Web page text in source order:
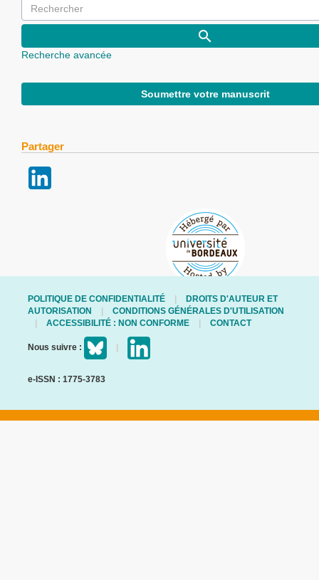
Recherche avancée
Soumettre votre manuscrit
Partager
POLITIQUE DE CONFIDENTIALITÉ
DROITS D'AUTEUR ET
AUTORISATION
CONDITIONS GÉNÉRALES D'UTILISATION
ACCESSIBILITÉ : NON CONFORME
CONTACT
Nous suivre :
e-ISSN : 1775-3783